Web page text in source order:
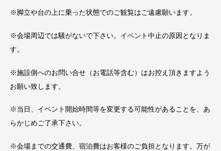
※脚立や台の上に乗った状態でのご観覧はご遠慮願います。
※会場周辺では騒がないで下さい。イベント中止の原因となりま
す。
※施設側へのお問い合せ（お電話等含む）はお控え頂きますよう
お願い致します。
※当日、イベント開始時間等を変更する可能性があることを、あ
らかじめご了承下さい。
※会場までの交通費、宿泊費はお客様のご負担となります。万が